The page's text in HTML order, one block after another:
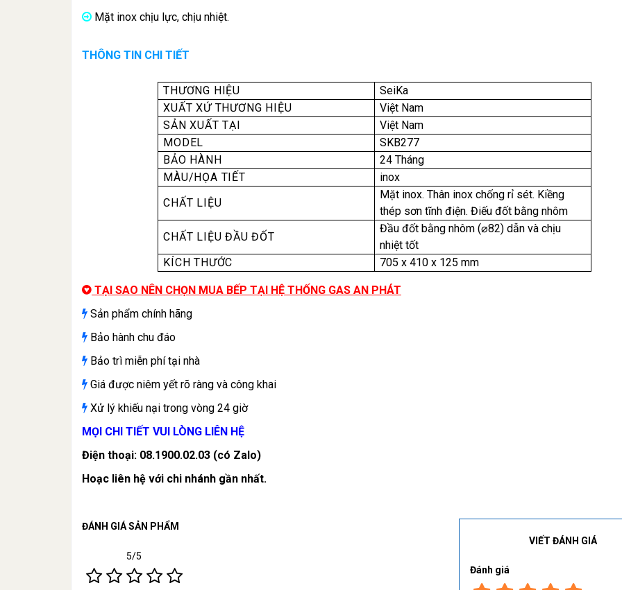
Mặt inox chịu lực, chịu nhiệt.
THÔNG TIN CHI TIẾT
THƯƠNG HIỆU
SeiKa
XUẤT XỨ THƯƠNG HIỆU
Việt Nam
SẢN XUẤT TẠI
Việt Nam
MODEL
SKB277
BẢO HÀNH
24 Tháng
MÀU/HỌA TIẾT
inox
CHẤT LIỆU
Mặt inox. Thân inox chống rỉ sét. Kiềng
thép sơn tĩnh điện. Điếu đốt bằng nhôm
CHẤT LIỆU ĐẦU ĐỐT
Đầu đốt bằng nhôm (⌀82) dẫn và chịu
nhiệt tốt
KÍCH THƯỚC
705 x 410 x 125 mm
TẠI SAO NÊN CHỌN MUA BẾP TẠI HỆ THỐNG GAS AN PHÁT
Sản phẩm chính hãng
Bảo hành chu đáo
Bảo trì miễn phí tại nhà
Giá được niêm yết rõ ràng và công khai
Xử lý khiếu nại trong vòng 24 giờ
MỌI CHI TIẾT VUI LÒNG LIÊN HỆ
Điện thoại: 08.1900.02.03 (có Zalo)
Hoạc liên hệ với chi nhánh gần nhất.
ĐÁNH GIÁ SẢN PHẨM
5/5
VIẾT ĐÁNH GIÁ
Đánh giá